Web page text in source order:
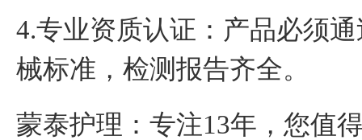
4.专业资质认证：产品必须
械标准，检测报告齐全。
蒙泰护理 ：专注13年，您值